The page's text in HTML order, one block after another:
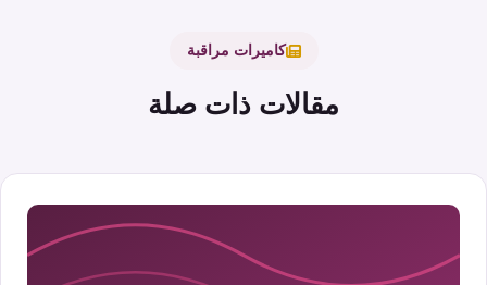
كاميرات مراقبة
مقالات ذات صلة